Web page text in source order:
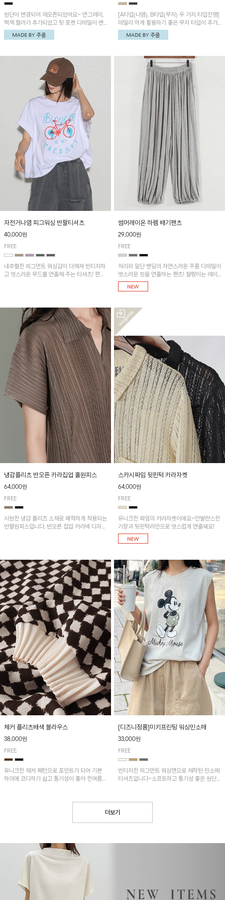
원단이 변경되어 재오픈되었어요~ 연그레이,
먹색 컬러가 추가되었고 뒷 포켓 디테일이 변
경되었습니다~가볍고 시원하게 착용되는 배
기통팬츠! 허리밴딩과 여유로운 통으로 편안해
[A타입(나염), B타입(무지) 두 가지 타입진행]
데일리 하게 활용하기 좋은 무지 타입이 추가
되었어요~ 볼륨감 있는 항아리핏 실루엣이 유
니크하며 포켓디테일이 POINT!
자전거나염 피그워싱 반팔티셔츠
40,000원
FREE
내추럴한 피그먼트 워싱감이 더해져 빈티지하
고 멋스러운 무드를 연출해 주는 티셔츠! 편안
썸머레이온 하렘 배기팬츠
29,000원
FREE
허리와 밑단 밴딩의 자연스러운 주름 디테일이
멋스러운 핏을 연출하는 팬츠! 찰랑이는 레이
온 소재로 가볍고 시원하게 착용되며, 여유로
운 실루엣으로 활동성이 좋아 데일리 하게 즐
냉감플리츠 반오픈 카라집업 훌원피스
64,000원
FREE
시원한 냉감 플리츠 소재로 쾌적하게 착용되는
반팔원피스입니다. 반오픈 집업 카라넥 디자인
스카시짜임 뒷핀턱 카라자켓
64,000원
FREE
유니크한 짜임의 카라자켓이에요~언발란스한
기장과 뒷핀턱라인으로 멋스럽게 연출돼요!
체커 플리츠배색 블라우스
38,000원
FREE
유니크한 체커 패턴으로 포인트가 되어 기본
하의에 코디하기 쉽고 통기성이 좋아 한여름에
[디즈니정품]미키프린팅 워싱민소매
33,000원
FREE
빈티지한 피그먼트 워싱면으로 제작된 민소매
티셔츠입니다~소프트하고 통기성 좋은 원단
더보기